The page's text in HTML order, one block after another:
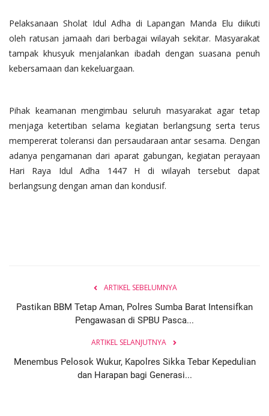
Pelaksanaan Sholat Idul Adha di Lapangan Manda Elu diikuti
oleh ratusan jamaah dari berbagai wilayah sekitar. Masyarakat
tampak khusyuk menjalankan ibadah dengan suasana penuh
kebersamaan dan kekeluargaan.
Pihak keamanan mengimbau seluruh masyarakat agar tetap
menjaga ketertiban selama kegiatan berlangsung serta terus
mempererat toleransi dan persaudaraan antar sesama. Dengan
adanya pengamanan dari aparat gabungan, kegiatan perayaan
Hari Raya Idul Adha 1447 H di wilayah tersebut dapat
berlangsung dengan aman dan kondusif.
ARTIKEL SEBELUMNYA
Pastikan BBM Tetap Aman, Polres Sumba Barat Intensifkan
Pengawasan di SPBU Pasca...
ARTIKEL SELANJUTNYA
Menembus Pelosok Wukur, Kapolres Sikka Tebar Kepedulian
dan Harapan bagi Generasi...